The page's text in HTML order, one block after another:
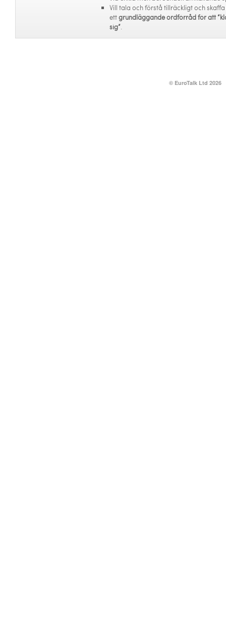
Vill tala och förstå tillräckligt och
ettgrundläggande ordförråd för att
sig”.
© EuroTalk Ltd 2026